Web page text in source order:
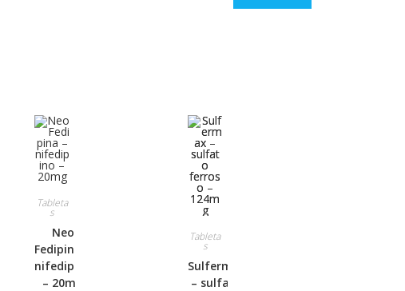
Tableta
s
Neo
Fedipina –
nifedipino
– 20mg
Tableta
s
Sulfermax
– sulfato